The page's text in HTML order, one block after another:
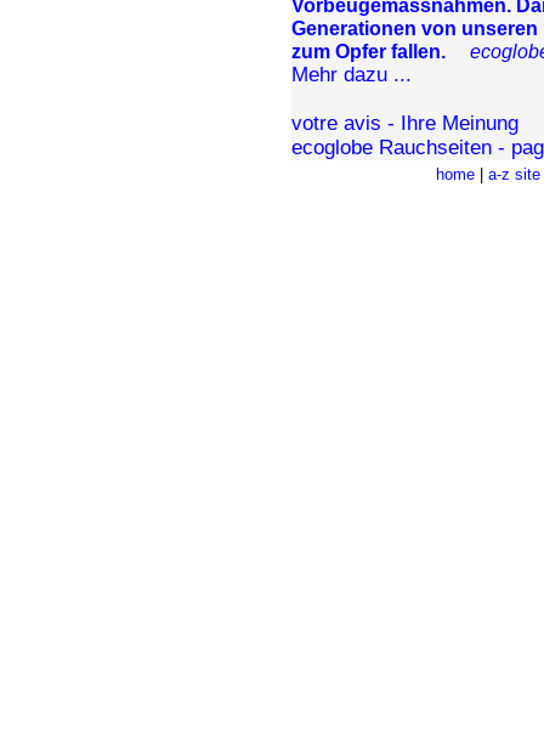
Vorbeugemassnahmen.
Generationen von
zum Opfer fallen.
Mehr dazu ...
votre avis - Ihre Meinung
ecoglobe Rauchseiten -
home| a-z site